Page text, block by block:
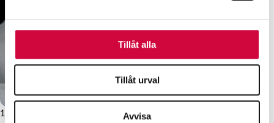
information som du har tillhandahållit eller som de har
Tillåt alla
Tillåt urval
Avvisa
18.11.2024